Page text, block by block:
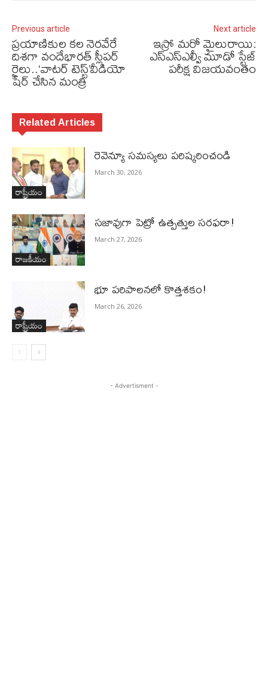
Previous article
ప్రయాణికుల కల నెరవేరే
దిశగా వందేభారత్ స్లీపర్
రైలు..‘వాటర్ టెస్ట్’వీడియో
షేర్ చేసిన మంత్రి
Next article
ఇస్రో మరో మైలురాయి:
ఎస్‌ఎస్‌ఎల్వీ మూడో స్టేజ్‌
పరీక్ష విజయవంతం
Related Articles
రాష్ట్రీయం
రెవెన్యూ సమస్యలు ప‌రిష్క‌రించండి
March 30, 2026
రాజకీయం
స‌జావుగా పెట్రో ఉత్ప‌త్తుల స‌ర‌ఫ‌రా!
March 27, 2026
రాష్ట్రీయం
భూ ప‌రిపాల‌న‌లో కొత్తశ‌కం!
March 26, 2026
- Advertisment -